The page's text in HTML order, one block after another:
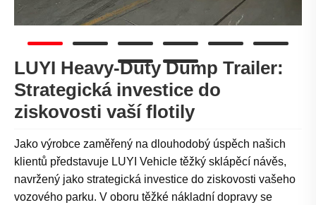
LUYI Heavy-Duty Dump Trailer:
Strategická investice do
ziskovosti vaší flotily
Jako výrobce zaměřený na dlouhodobý úspěch našich
klientů představuje LUYI Vehicle těžký sklápěcí návěs,
navržený jako strategická investice do ziskovosti vašeho
vozového parku. V oboru těžké nákladní dopravy se